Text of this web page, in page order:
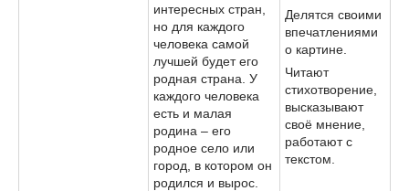
интересных стран,
но для каждого
человека самой
лучшей будет его
родная страна. У
каждого человека
есть и малая
родина – его
родное село или
город, в котором он
родился и вырос.
Делятся своими
впечатлениями
о картине.
Читают
стихотворение,
высказывают
своё мнение,
работают с
текстом.